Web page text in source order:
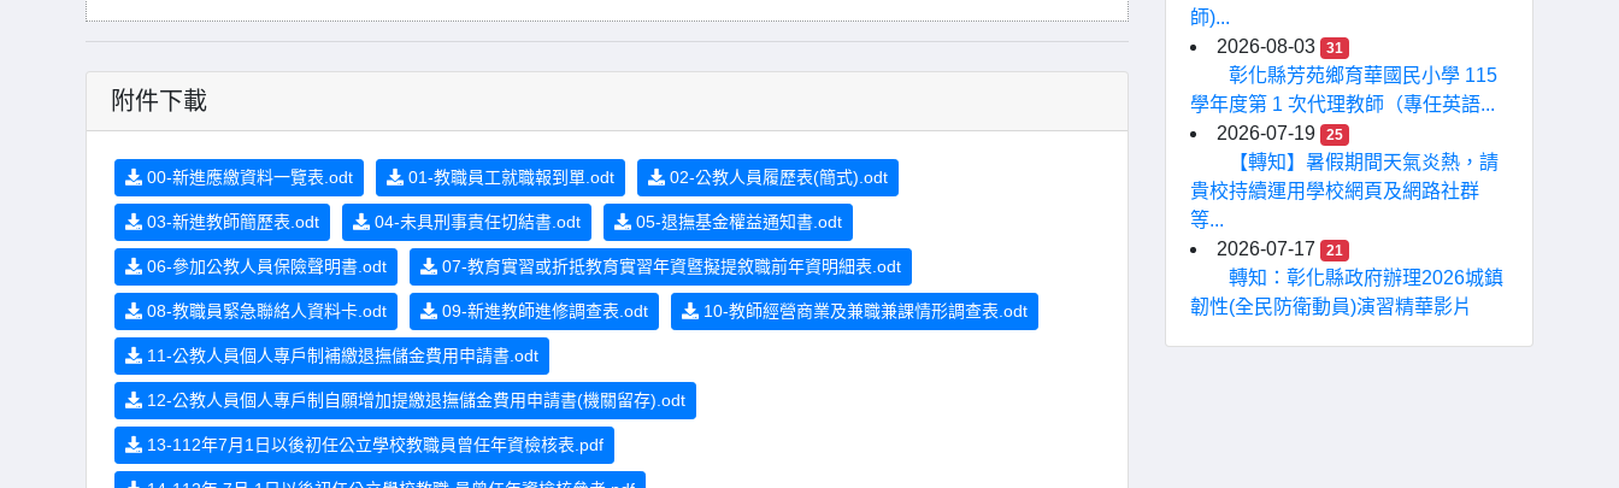
附件下載
00-新進應繳資料一覽表.odt 01-教職員工就職報到單.odt 02-公教人員履歷表(簡式).odt
03-新進教師簡歷表.odt 04-未具刑事責任切結書.odt 05-退撫基金權益通知書.odt
06-參加公教人員保險聲明書.odt 07-教育實習或折抵教育實習年資暨擬提敘職前年資明細表.odt
08-教職員緊急聯絡人資料卡.odt 09-新進教師進修調查表.odt 10-教師經營商業及兼職兼課情形調查表.odt
11-公教人員個人專戶制補繳退撫儲金費用申請書.odt
12-公教人員個人專戶制自願增加提繳退撫儲金費用申請書(機關留存).odt
13-112年7月1日以後初任公立學校教職員曾任年資檢核表.pdf
師)...
2026-08-03
31
彰化縣芳苑鄉育華國民小學 115
學年度第 1 次代理教師（專任英語...
2026-07-19
25
【轉知】暑假期間天氣炎熱，請
貴校持續運用學校網頁及網路社群
等...
2026-07-17
21
轉知：彰化縣政府辦理2026城鎮
韌性(全民防衛動員)演習精華影片